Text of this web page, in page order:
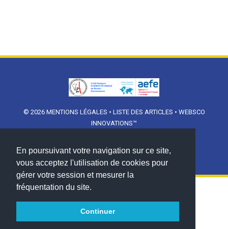
En poursuivant votre navigation sur ce site,
vous acceptez l'utilisation de cookies pour
gérer votre session et mesurer la
fréquentation du site.
Continuer
© 2026 MENTIONS LÉGALES • LISTE DES ARTICLES • WEBSCO
INNOVATIONS™